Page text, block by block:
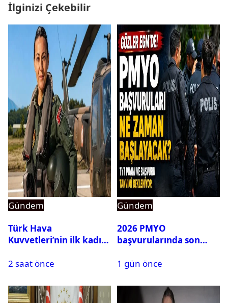
İlginizi Çekebilir
Gündem
Türk Hava
Kuvvetleri’nin ilk kadın
Karapınar hakkında
ortaya çıktı
2 saat önce
Gündem
2026 PMYO
başvurularında son
1 gün önce